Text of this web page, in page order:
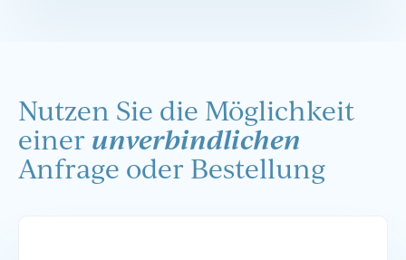
Nutzen Sie die Möglichkeit
einer unverbindlichen
Anfrage oder Bestellung